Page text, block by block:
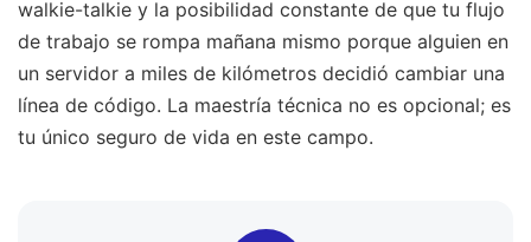
walkie-talkie y la posibilidad constante de que tu flujo
de trabajo se rompa mañana mismo porque alguien en
un servidor a miles de kilómetros decidió cambiar una
línea de código. La maestría técnica no es opcional; es
tu único seguro de vida en este campo.